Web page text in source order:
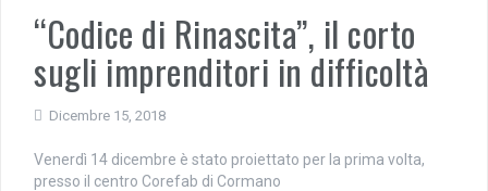
“Codice di Rinascita”, il corto
sugli imprenditori in difficoltà
Dicembre 15, 2018
Venerdì 14 dicembre è stato proiettato per la prima volta,
presso il centro Corefab di Cormano